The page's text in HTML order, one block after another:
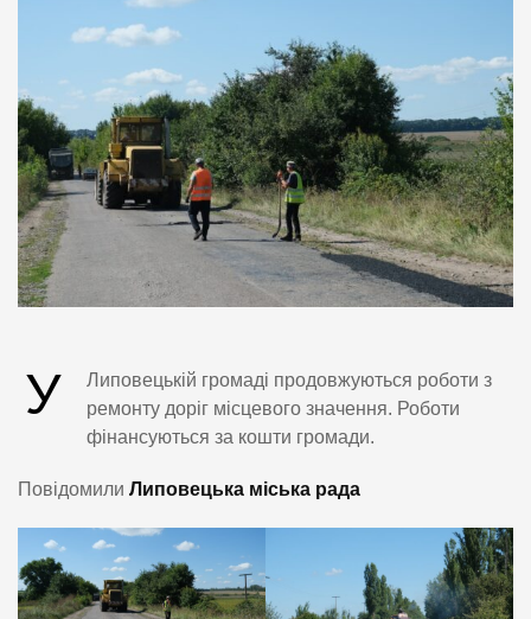
У
Липовецькій громаді продовжуються роботи з
ремонту доріг місцевого значення. Роботи
фінансуються за кошти громади.
Повідомили Липовецька міська рада